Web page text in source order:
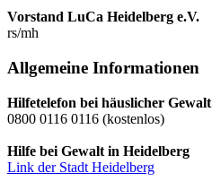
Vorstand LuCa Heidelberg e.V.
rs/mh
Allgemeine Informationen
Hilfetelefon bei häuslicher Gewalt
0800 0116 0116 (kostenlos)
Hilfe bei Gewalt in Heidelberg
Link der Stadt Heidelberg